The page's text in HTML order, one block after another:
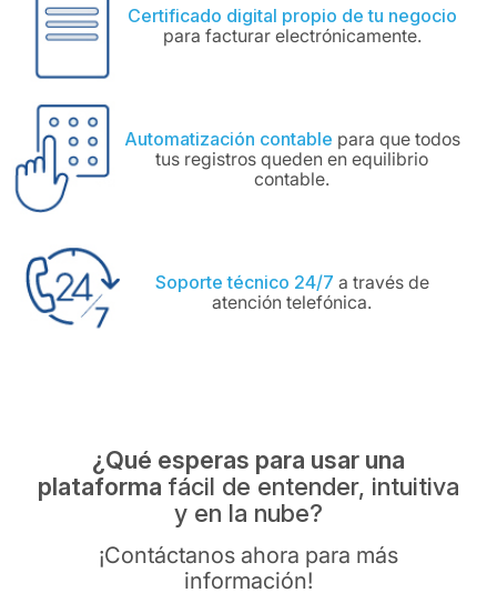
Certificado digital propio de tu negocio
para facturar electrónicamente.
Automatización contable para que todos
tus registros queden en equilibrio
contable.
Soporte técnico 24/7 a través de
atención telefónica.
¿Qué esperas para usar una
plataforma fácil de entender, intuitiva
y en la nube?
¡Contáctanos ahora para más
información!